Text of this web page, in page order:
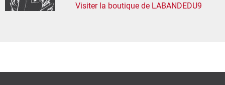
Visiter la boutique de LABANDEDU9